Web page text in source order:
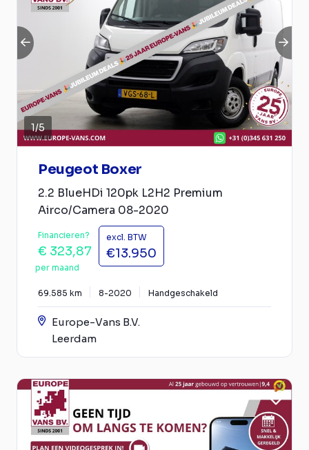
1/5
Peugeot Boxer
2.2 BlueHDi 120pk L2H2 Premium
Airco/Camera 08-2020
Financieren?
€ 323,87
per maand
excl. BTW
€13.950
69.585 km 8-2020 Handgeschakeld
Europe-Vans B.V.
Leerdam